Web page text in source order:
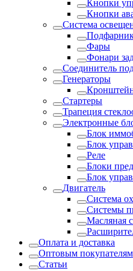
Кнопки
Кнопки
Система
Фары
Фонари
Соединитель
Генераторы
Стартеры
Трапеция
Электронные
Блок
Блок
Реле
Блоки
Блок
Двигатель
Система
Системы
Масляная
Оплата и доставка
Оптовым покупателям
Статьи